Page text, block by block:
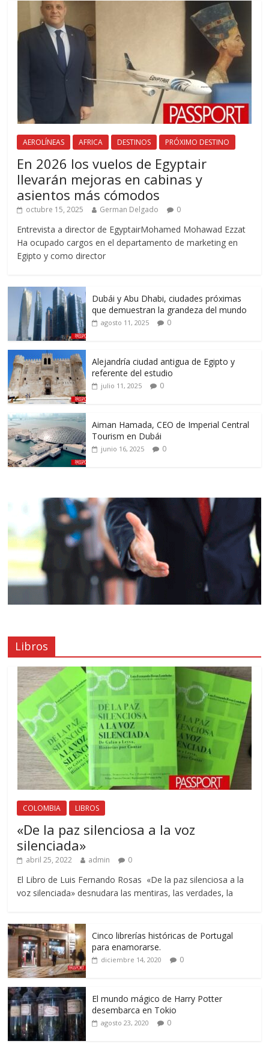
AEROLÍNEAS AFRICA DESTINOS PRÓXIMO DESTINO
En 2026 los vuelos de Egyptair
llevarán mejoras en cabinas y
asientos más cómodos
octubre 15, 2025 German Delgado 0
Entrevista a director de EgyptairMohamed Mohawad Ezzat
Ha ocupado cargos en el departamento de marketing en
Egipto y como director
Dubái y Abu Dhabi, ciudades próximas
que demuestran la grandeza del mundo
agosto 11, 2025 0
Alejandría ciudad antigua de Egipto y
referente del estudio
julio 11, 2025 0
Aiman Hamada, CEO de Imperial Central
Tourism en Dubái
junio 16, 2025 0
Libros
COLOMBIA LIBROS
«De la paz silenciosa a la voz
silenciada»
abril 25, 2022 admin 0
El Libro de Luis Fernando Rosas «De la paz silenciosa a la
voz silenciada» desnudara las mentiras, las verdades, la
Cinco librerías históricas de Portugal
para enamorarse.
diciembre 14, 2020 0
El mundo mágico de Harry Potter
desembarca en Tokio
agosto 23, 2020 0